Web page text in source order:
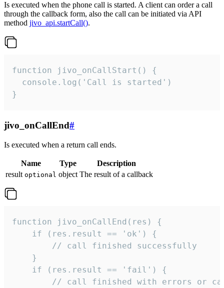
Is executed when the phone call is started. A client can order a call
through the callback form, also the call can be initiated via API
method jivo_api.startCall().
function jivo_onCallStart() {
  console.log('Call is started')
}
jivo_onCallEnd#
Is executed when a return call ends.
Name Type
Description
result optional object The result of a callback
function jivo_onCallEnd(res) {
    if (res.result == 'ok') {
        // call finished successfully
    }
    if (res.result == 'fail') {
// call finished with errors or